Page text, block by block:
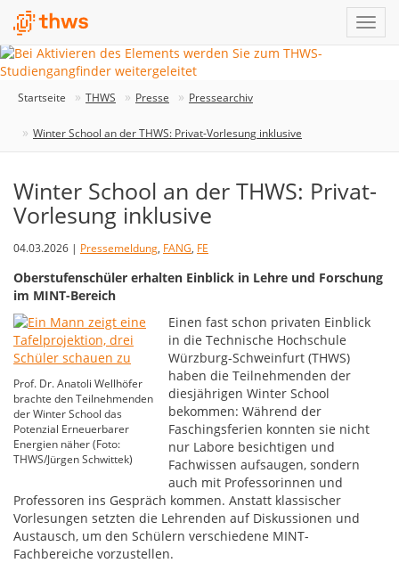
Startseite THWS Presse Pressearchiv
Winter School an der THWS: Privat-Vorlesung inklusive
Winter School an der THWS: Privat-
Vorlesung inklusive
04.03.2026 | Pressemeldung, FANG, FE
Oberstufenschüler erhalten Einblick in Lehre und Forschung
im MINT-Bereich
Prof. Dr. Anatoli Wellhöfer
brachte den Teilnehmenden
der Winter School das
Potenzial Erneuerbarer
Energien näher (Foto:
THWS/Jürgen Schwittek)
Einen fast schon privaten Einblick
in die Technische Hochschule
Würzburg-Schweinfurt (THWS)
haben die Teilnehmenden der
diesjährigen Winter School
bekommen: Während der
Faschingsferien konnten sie nicht
nur Labore besichtigen und
Fachwissen aufsaugen, sondern
auch mit Professorinnen und
Professoren ins Gespräch kommen. Anstatt klassischer
Vorlesungen setzten die Lehrenden auf Diskussionen und
Austausch, um den Schülern verschiedene MINT-
Fachbereiche vorzustellen.